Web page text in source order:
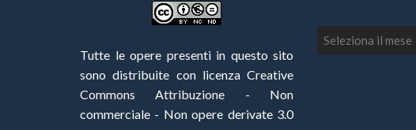
Tutte le opere presenti in questo sito
sono distribuite con licenza Creative
Commons Attribuzione - Non
commerciale - Non opere derivate 3.0
Archivi